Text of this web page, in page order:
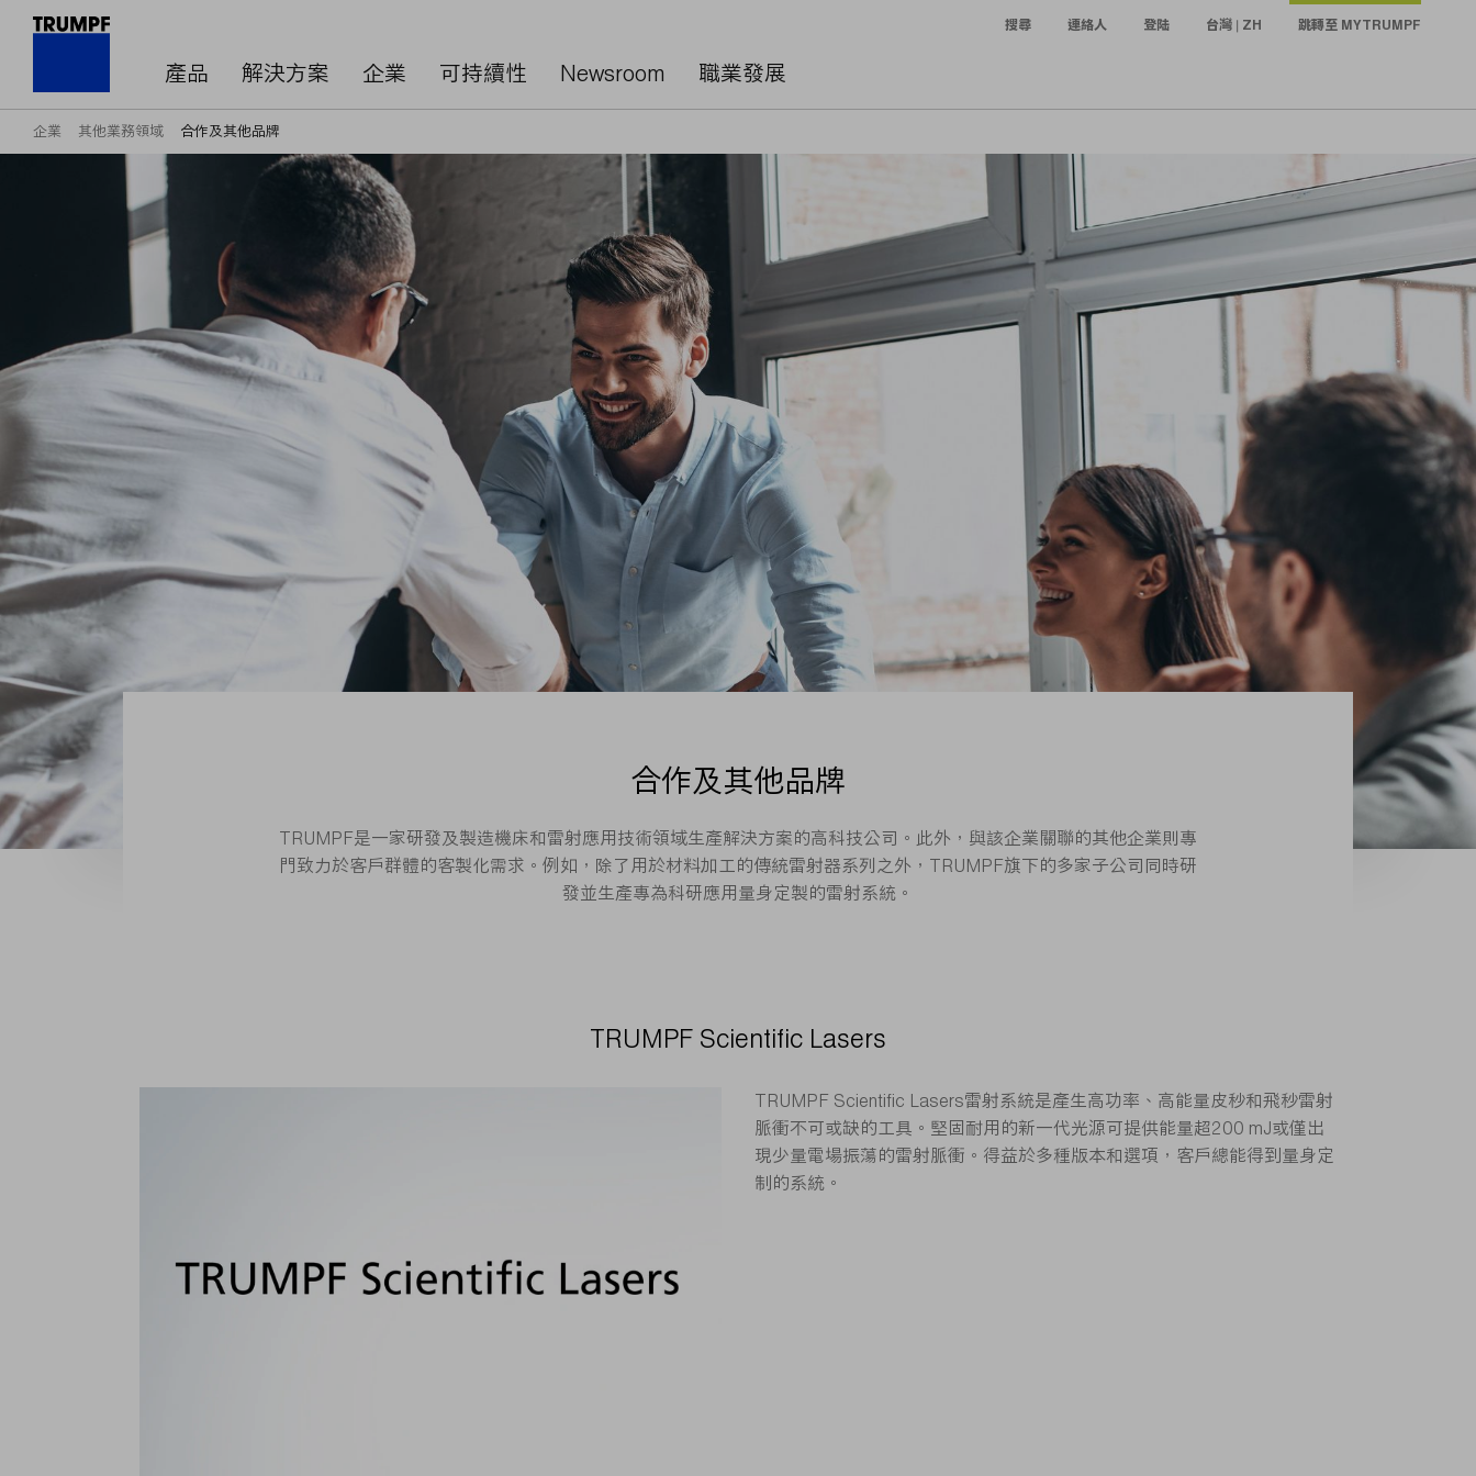
產品 解決方案 企業 可持續性 Newsroom 職業發展
搜尋 連絡人 登陆 台灣 | ZH 跳轉至 MYTRUMPF
企業 其他業務領域 合作及其他品牌
合作及其他品牌
TRUMPF是一家研發及製造機床和雷射應用技術領域生產解決方案的高科技公司。此外，與該企業關聯的其他企業則專
門致力於客戶群體的客製化需求。例如，除了用於材料加工的傳統雷射器系列之外，TRUMPF旗下的多家子公司同時研
發並生產專為科研應用量身定製的雷射系統。
TRUMPF Scientific Lasers
TRUMPF Scientific Lasers雷射系統是產生高功率、高能量皮秒和飛秒雷射
脈衝不可或缺的工具。堅固耐用的新一代光源可提供能量超200 mJ或僅出
現少量電場振蕩的雷射脈衝。得益於多種版本和選項，客戶總能得到量身定
制的系統。